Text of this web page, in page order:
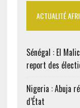
ACTUALITÉ
Sénégal : El
report des
Nigeria : Abuja
d’État